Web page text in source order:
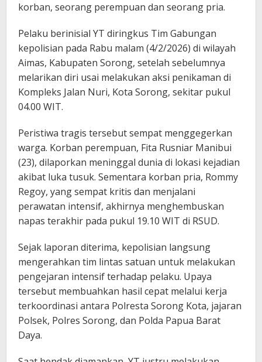
korban, seorang perempuan dan seorang pria.
Pelaku berinisial YT diringkus Tim Gabungan
kepolisian pada Rabu malam (4/2/2026) di wilayah
Aimas, Kabupaten Sorong, setelah sebelumnya
melarikan diri usai melakukan aksi penikaman di
Kompleks Jalan Nuri, Kota Sorong, sekitar pukul
04.00 WIT.
Peristiwa tragis tersebut sempat menggegerkan
warga. Korban perempuan, Fita Rusniar Manibui
(23), dilaporkan meninggal dunia di lokasi kejadian
akibat luka tusuk. Sementara korban pria, Rommy
Regoy, yang sempat kritis dan menjalani
perawatan intensif, akhirnya menghembuskan
napas terakhir pada pukul 19.10 WIT di RSUD.
Sejak laporan diterima, kepolisian langsung
mengerahkan tim lintas satuan untuk melakukan
pengejaran intensif terhadap pelaku. Upaya
tersebut membuahkan hasil cepat melalui kerja
terkoordinasi antara Polresta Sorong Kota, jajaran
Polsek, Polres Sorong, dan Polda Papua Barat
Daya.